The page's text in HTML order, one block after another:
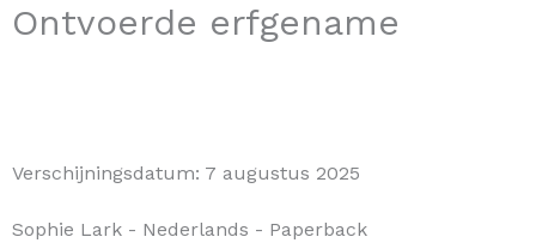
Ontvoerde erfgename
Verschijningsdatum: 7 augustus 2025
Sophie Lark - Nederlands - Paperback